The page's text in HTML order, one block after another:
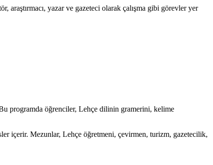
araştırmacı, yazar ve gazeteci olarak çalışma gibi görevler yer
programda öğrenciler, Lehçe dilinin gramerini, kelime
içerir. Mezunlar, Lehçe öğretmeni, çevirmen, turizm, gazetecilik,